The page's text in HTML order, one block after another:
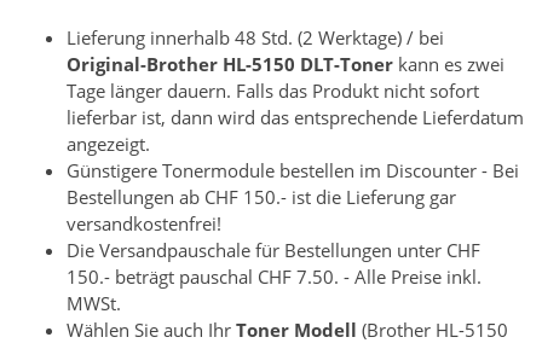
Lieferung innerhalb 48 Std. (2 Werktage) / bei
Original-Brother HL-5150 DLT-Toner kann es zwei
Tage länger dauern. Falls das Produkt nicht sofort
lieferbar ist, dann wird das entsprechende Lieferdatum
angezeigt.
Günstigere Tonermodule bestellen im Discounter - Bei
Bestellungen ab CHF 150.- ist die Lieferung gar
versandkostenfrei!
Die Versandpauschale für Bestellungen unter CHF
150.- beträgt pauschal CHF 7.50. - Alle Preise inkl.
MWSt.
Wählen Sie auch Ihr Toner Modell (Brother HL-5150